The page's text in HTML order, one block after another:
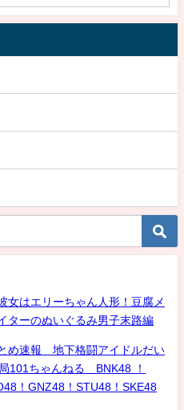
はエリーちゃん人形！豆腐メ
ターのぬいぐるみ男子末路編
め速報 地下格闘アイドルだい
101ちゃんねる BNK48 ！
！GNZ48！STU48！SKE48